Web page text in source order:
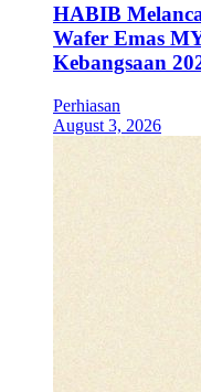
HABIB
Wafer Emas
Kebangsaan
Perhiasan
August 3, 2026